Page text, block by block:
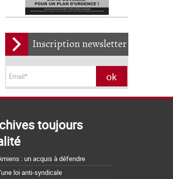
Inscription newsletter
toujours
: un acquis à défendre
loi anti-syndicale